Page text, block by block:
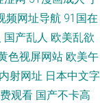
频网址导航 91国在
国产乱人 欧美乱欲
色视屏网站 欧美午
射网址 日本中文字
观看 国产不卡高